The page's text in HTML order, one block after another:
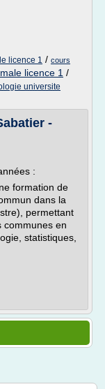
licence 1 / cours
licence 1 /
universite
-
:
formation de
dans la
permettant
communes en
statistiques,